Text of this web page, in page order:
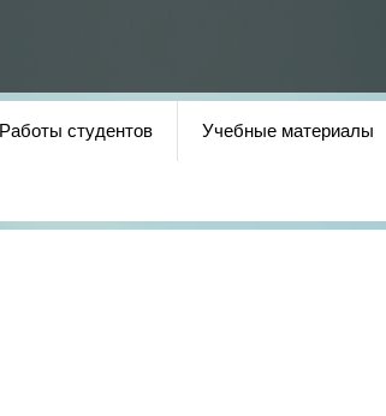
Работы студентов Учебные материалы